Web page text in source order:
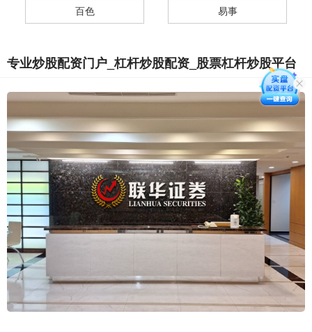
百色 易事
专业炒股配资门户_杠杆炒股配资_股票杠杆炒股平台